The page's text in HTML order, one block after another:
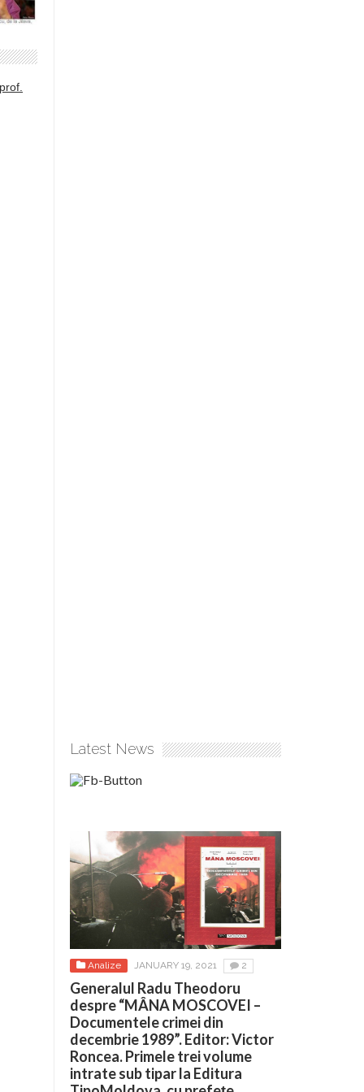
Latest News
Analize JANUARY 19, 2021 2
Generalul Radu Theodoru
despre “MÂNA MOSCOVEI –
Documentele crimei din
decembrie 1989”. Editor: Victor
Roncea. Primele trei volume
intrate sub tipar la Editura